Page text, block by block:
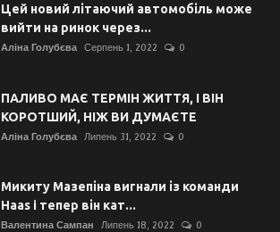
Цей новий літаючий автомобіль може
вийти на ринок через...
Аліна Голубєва Серпень 1, 2022 0
ПАЛИВО МАЄ ТЕРМІН ЖИТТЯ, І ВІН
КОРОТШИЙ, НІЖ ВИ ДУМАЄТЕ
Аліна Голубєва Липень 31, 2022 0
Микиту Мазепіна вигнали із команди
Haas i тепер він кат...
Валентина Сампан Липень 18, 2022 0